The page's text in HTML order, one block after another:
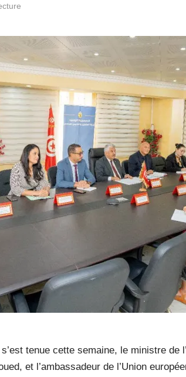
tenue cette semaine, le ministre de
et l’ambassadeur de l’Union